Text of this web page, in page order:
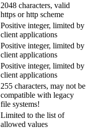
2048 characters, valid
https or http scheme
Positive integer, limited by
client applications
Positive integer, limited by
client applications
Positive integer, limited by
client applications
255 characters, may not be
compatible with legacy
file systems!
Limited to the list of
allowed values